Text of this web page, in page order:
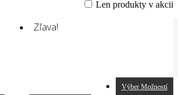
Len produkty v akcii
Zľava!
Výber Možností